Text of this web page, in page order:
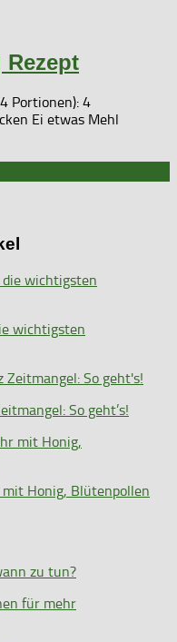
Rezept
4
Ei etwas Mehl
wichtigsten
So geht’s!
Honig, Blütenpollen
zu tun?